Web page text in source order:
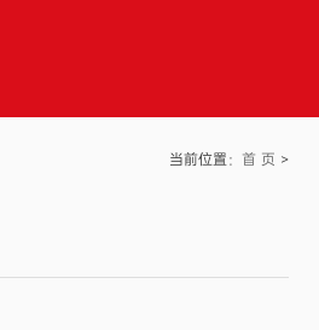
当前位置： 首 页 >